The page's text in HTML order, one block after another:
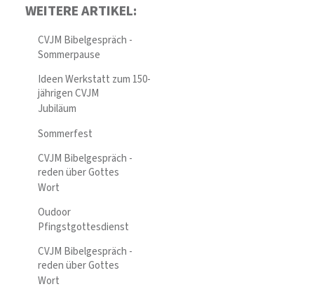
WEITERE ARTIKEL:
CVJM Bibelgespräch -
Sommerpause
Ideen Werkstatt zum 150-
jährigen CVJM
Jubiläum
Sommerfest
CVJM Bibelgespräch -
reden über Gottes
Wort
Oudoor
Pfingstgottesdienst
CVJM Bibelgespräch -
reden über Gottes
Wort